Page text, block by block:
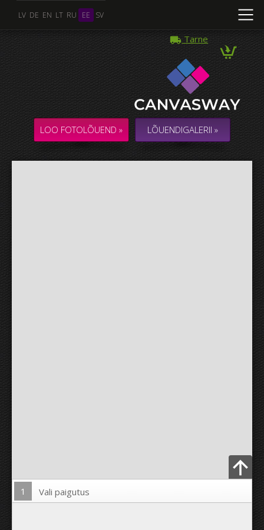
LV DE EN LT RU EE SV
Tarne
LOO FOTOLÕUEND » LÕUENDIGALERII »
Lae pilt üles
1 Vali paigutus
Mitu Foto
KOLLAAŽ / KOMPOSITSIOON mitmest Fotost